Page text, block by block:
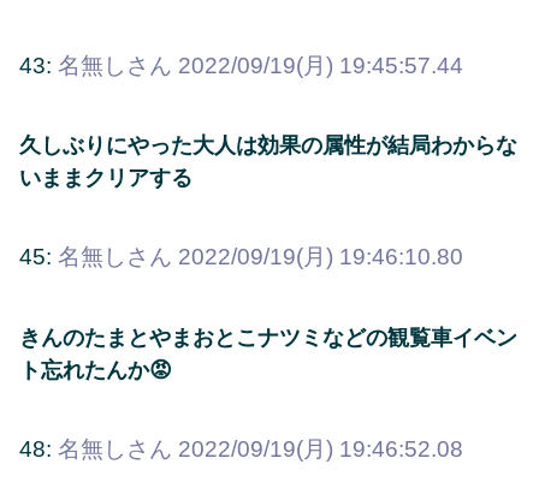
43: 名無しさん 2022/09/19(月) 19:45:57.44
久しぶりにやった大人は効果の属性が結局わからな
いままクリアする
45: 名無しさん 2022/09/19(月) 19:46:10.80
きんのたまとやまおとこナツミなどの観覧車イベン
ト忘れたんか😡
48: 名無しさん 2022/09/19(月) 19:46:52.08